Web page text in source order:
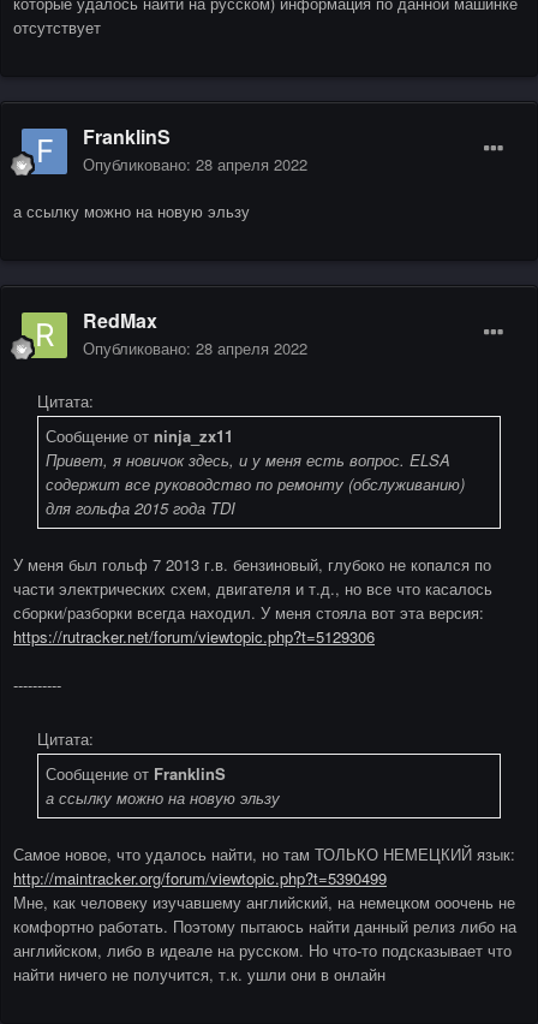
отсутствует
FranklinS
Опубликовано: 28 апреля 2022
а ссылку можно на новую эльзу
RedMax
Опубликовано: 28 апреля 2022
Цитата:
Сообщение от ninja_zx11
Привет, я новичок здесь, и у меня есть вопрос. ELSA
содержит все руководство по ремонту (обслуживанию)
для гольфа 2015 года TDI
У меня был гольф 7 2013 г.в. бензиновый, глубоко не копался по
части электрических схем, двигателя и т.д., но все что касалось
сборки/разборки всегда находил. У меня стояла вот эта версия:
https://rutracker.net/forum/viewtopic.php?t=5129306
----------
Цитата:
Сообщение от FranklinS
а ссылку можно на новую эльзу
Самое новое, что удалось найти, но там ТОЛЬКО НЕМЕЦКИЙ язык:
http://maintracker.org/forum/viewtopic.php?t=5390499
Мне, как человеку изучавшему английский, на немецком ооочень не
комфортно работать. Поэтому пытаюсь найти данный релиз либо на
английском, либо в идеале на русском. Но что-то подсказывает что
найти ничего не получится, т.к. ушли они в онлайн